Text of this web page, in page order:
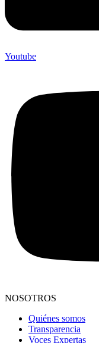
Youtube
NOSOTROS
Quiénes somos
Transparencia
Voces Expertas